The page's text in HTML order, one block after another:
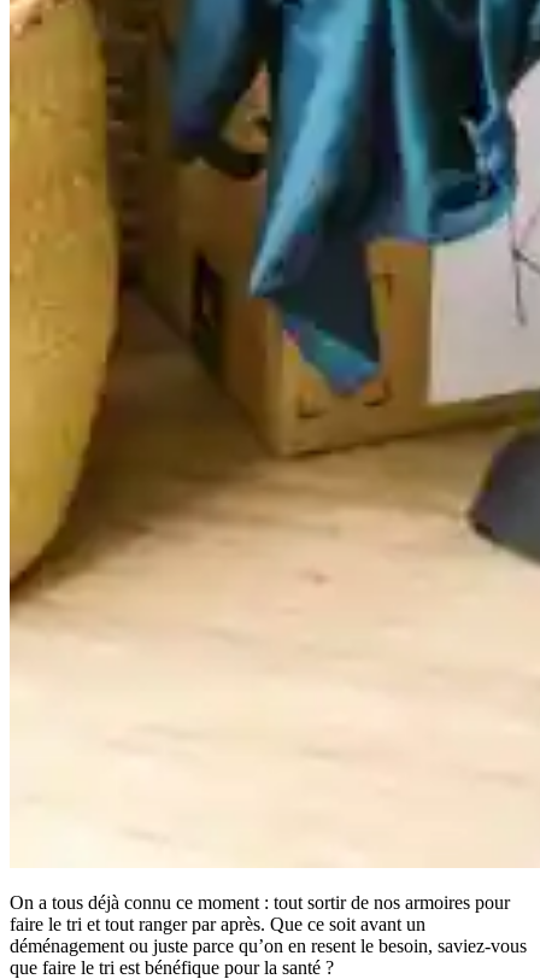
On a tous déjà connu ce moment : tout sortir de nos armoires pour
faire le tri et tout ranger par après. Que ce soit avant un
déménagement ou juste parce qu’on en resent le besoin, saviez-vous
que faire le tri est bénéfique pour la santé ?